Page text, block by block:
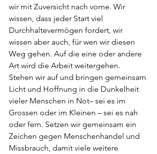
wir mit Zuversicht nach vorne. Wir
wissen, dass jeder Start viel
Durchhaltevermögen fordert, wir
wissen aber auch, für wen wir diesen
Weg gehen. Auf die eine oder andere
Art wird die Arbeit weitergehen.
Stehen wir auf und bringen gemeinsam
Licht und Hoffnung in die Dunkelheit
vieler Menschen in Not– sei es im
Grossen oder im Kleinen – sei es nah
oder fern. Setzen wir gemeinsam ein
Zeichen gegen Menschenhandel und
Missbrauch, damit viele weitere